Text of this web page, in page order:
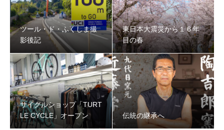
ツール・ド・ふくしま撮
影後記
東日本大震災から１６年
目の春
サイクルショップ「TURT
LE CYCLE」オープン
伝統の継承へ